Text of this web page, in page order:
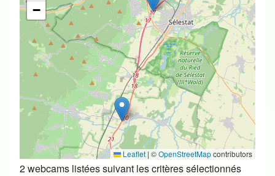
−
Leaflet | ©OpenStreetMapcontributors
2 webcams listées suivant les critères sélectionnés